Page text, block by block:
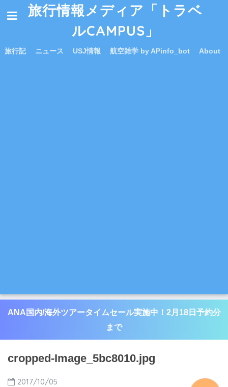
旅行情報メディア「トラベ
ルCAMPUS」
旅行記 ニュース USJ情報 航空雑学 by APinfo_bot About
ANA国内/海外ツアータイムセール実施中！2月18日予約分
まで
cropped-Image_5bc8010.jpg
2017/10/05